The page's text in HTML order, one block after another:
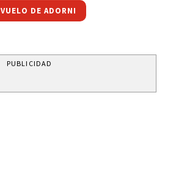
VUELO DE ADORNI
PUBLICIDAD